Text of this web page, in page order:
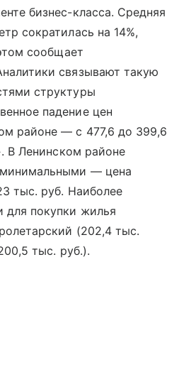
бизнес-класса. Средняя
сократилась на 14%,
сообщает
связывают такую
структуры
падение цен
районе — с 477,6 до 399,6
В Ленинском районе
минимальными — цена
тыс. руб. Наиболее
покупки жилья
(202,4 тыс.
тыс. руб.).